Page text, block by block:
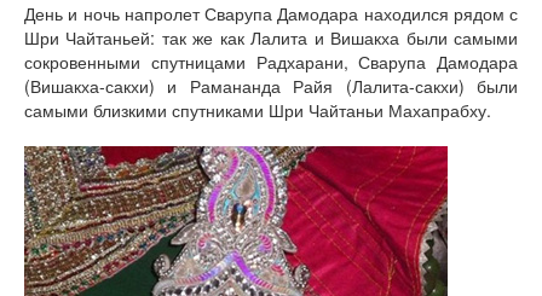
День и ночь напролет Сварупа Дамодара находился рядом с
Шри Чайтаньей: так же как Лалита и Вишакха были самыми
сокровенными спутницами Радхарани, Сварупа Дамодара
(Вишакха-сакхи) и Рамананда Райя (Лалита-сакхи) были
самыми близкими спутниками Шри Чайтаньи Махапрабху.